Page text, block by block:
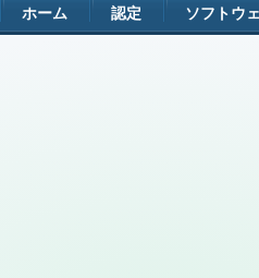
ホーム 認定 ソフトウ